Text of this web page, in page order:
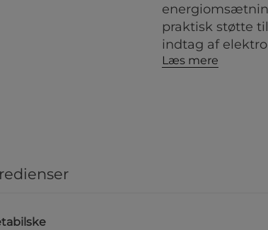
praktisk støtte
indtag af
Læs mere